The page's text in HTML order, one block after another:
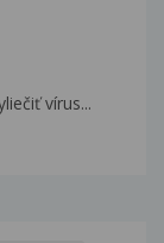
vírus...